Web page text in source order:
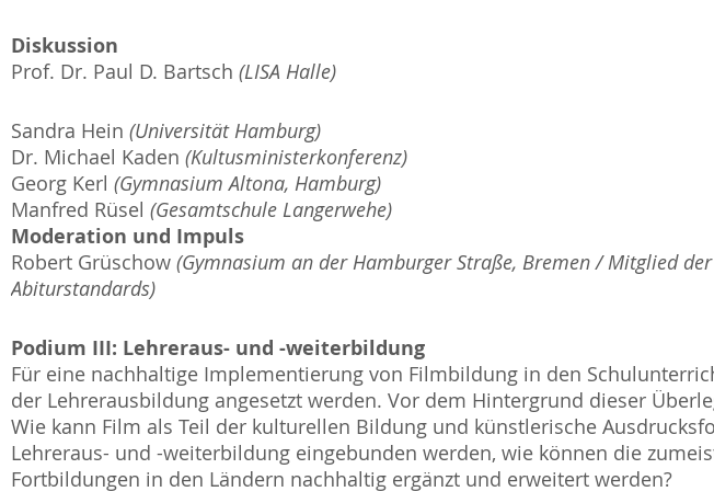
Diskussion
Prof. Dr. Paul D. Bartsch (LISA Halle)
Sandra Hein (Universität Hamburg)
Dr. Michael Kaden (Kultusministerkonferenz)
Georg Kerl (Gymnasium Altona, Hamburg)
Manfred Rüsel (Gesamtschule Langerwehe)
Moderation und Impuls
Robert Grüschow (Gymnasium an der Hamburger Straße, Bremen / Mitglied
Abiturstandards)
Podium III: Lehreraus- und -weiterbildung
Für eine nachhaltige Implementierung von Filmbildung in den
der Lehrerausbildung angesetzt werden. Vor dem Hintergrund dieser
Wie kann Film als Teil der kulturellen Bildung und künstlerische
Lehreraus- und -weiterbildung eingebunden werden, wie können die
Fortbildungen in den Ländern nachhaltig ergänzt und erweitert werden?